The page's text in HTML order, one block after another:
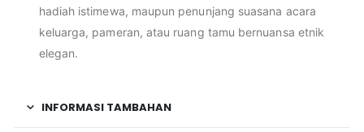
hadiah istimewa, maupun penunjang suasana acara
keluarga, pameran, atau ruang tamu bernuansa etnik
elegan.
INFORMASI TAMBAHAN